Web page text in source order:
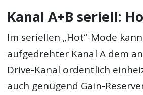
Kanal A+B seriell:
Im seriellen „Hot“-Mode
aufgedrehter Kanal A dem
Drive-Kanal ordentlich
auch genügend Gain-